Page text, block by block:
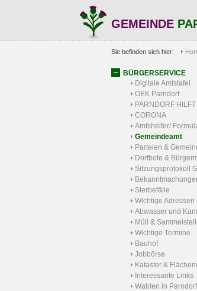
GEMEINDE
Sie befinden sich hier:
BÜRGERSERVICE
Digitale Amtstafel
ÖEK Parndorf
PARNDORF HILFT
CORONA
Amtshelfer/
Gemeindeamt
Parteien &
Dorfbote &
Sitzungsprotokoll
Sterbefälle
Wichtige Adressen
Abwasser und
Müll &
Wichtige Termine
Bauhof
Jobbörse
Kataster &
Interessante Links
Wahlen in Parndorf